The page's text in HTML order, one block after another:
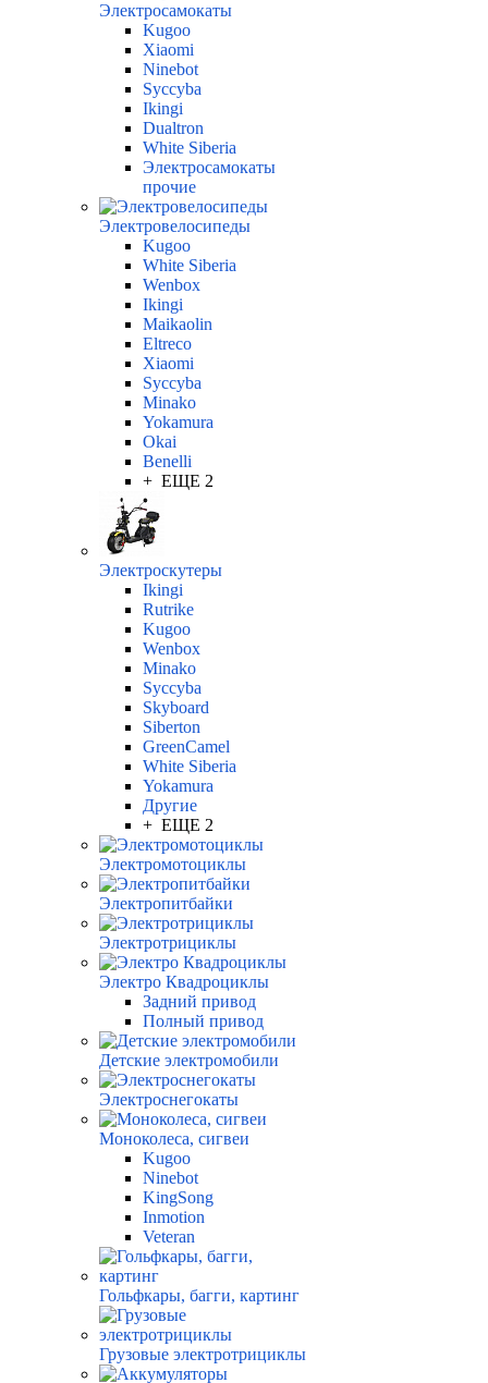
Электросамокаты
Kugoo
Xiaomi
Ninebot
Syccyba
Ikingi
Dualtron
White Siberia
Электросамокаты
прочие
Электровелосипеды
Kugoo
White Siberia
Wenbox
Ikingi
Maikaolin
Eltreco
Xiaomi
Syccyba
Minako
Yokamura
Okai
Benelli
+ ЕЩЕ 2
Электроскутеры
Ikingi
Rutrike
Kugoo
Wenbox
Minako
Syccyba
Skyboard
Siberton
GreenCamel
White Siberia
Yokamura
Другие
+ ЕЩЕ 2
Электромотоциклы
Электропитбайки
Электротрициклы
Электро Квадроциклы
Задний привод
Полный привод
Детские электромобили
Электроснегокаты
Моноколеса, сигвеи
Kugoo
Ninebot
KingSong
Inmotion
Veteran
Гольфкары, багги, картинг
Грузовые электротрициклы